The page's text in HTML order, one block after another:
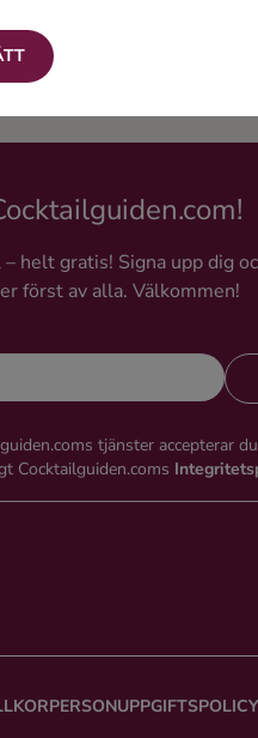
helt gratis! Signa upp dig
först av alla. Välkommen!
tjänster accepterar
Cocktailguiden.coms
PERSONUPPGIFTSPOLICY